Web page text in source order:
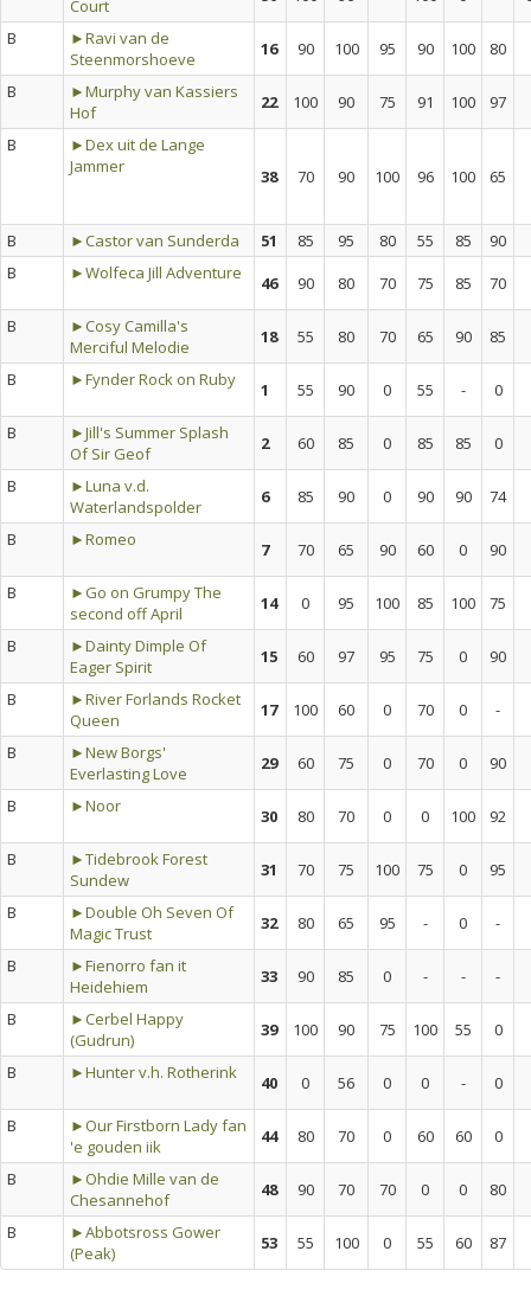
Court
B
►Ravi van de
Steenmorshoeve
16 90 100 95 90 100 80
B
►Murphy van Kassiers
Hof
22 100 90 75 91 100 97
B
►Dex uit de Lange
Jammer
38 70 90 100 96 100 65
B ►Castor van Sunderda 51 85 95 80 55 85 90
B
►Wolfeca Jill Adventure 46 90 80 70 75 85 70
B
►Cosy Camilla's
Merciful Melodie
18 55 80 70 65 90 85
B
►Fynder Rock on Ruby 1 55 90 0 55 - 0
B
►Jill's Summer Splash
Of Sir Geof
2 60 85 0 85 85 0
B
►Luna v.d.
Waterlandspolder
6 85 90 0 90 90 74
B
►Romeo 7 70 65 90 60 0 90
B
►Go on Grumpy The
second off April
14 0 95 100 85 100 75
B
►Dainty Dimple Of
Eager Spirit
15 60 97 95 75 0 90
B
►River Forlands Rocket
Queen
17 100 60 0 70 0 -
B
►New Borgs'
Everlasting Love
29 60 75 0 70 0 90
B
►Noor 30 80 70 0 0 100 92
B
►Tidebrook Forest
Sundew
31 70 75 100 75 0 95
B
►Double Oh Seven Of
Magic Trust
32 80 65 95 - 0 -
B
►Fienorro fan it
Heidehiem
33 90 85 0 - - -
B
►Cerbel Happy
(Gudrun)
39 100 90 75 100 55 0
B
►Hunter v.h. Rotherink 40 0 56 0 0 - 0
B
►Our Firstborn Lady fan
'e gouden iik
44 80 70 0 60 60 0
B
►Ohdie Mille van de
Chesannehof
48 90 70 70 0 0 80
B
►Abbotsross Gower
(Peak)
53 55 100 0 55 60 87